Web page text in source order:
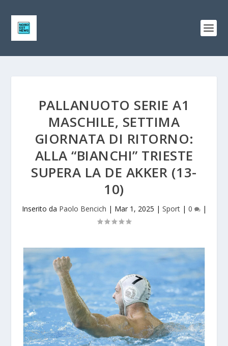
PALLANUOTO SERIE A1
MASCHILE, SETTIMA
GIORNATA DI RITORNO:
ALLA “BIANCHI” TRIESTE
SUPERA LA DE AKKER (13-
10)
Inserito da Paolo Bencich | Mar 1, 2025 | Sport| 0 |